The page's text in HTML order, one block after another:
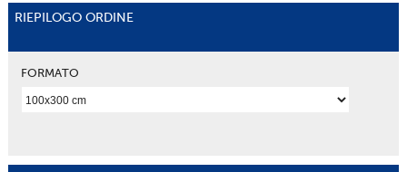
RIEPILOGO ORDINE
FORMATO